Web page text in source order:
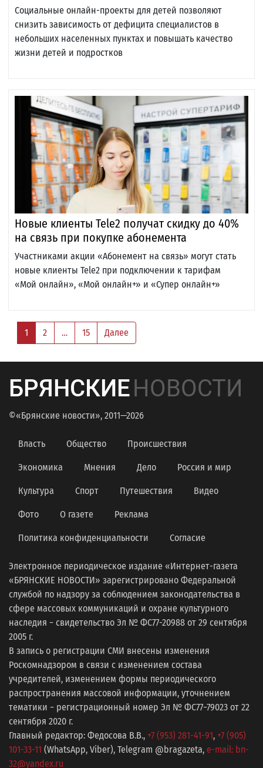
Социальные онлайн-проекты для детей позволяют
снизить зависимость от дефицита специалистов в
небольших населенных пунктах и повышать качество
жизни детей и подростков
Новые клиенты Tele2 получат скидку до 40%
на связь при покупке абонемента
Участниками акции «Абонемент на связь» могут стать
новые клиенты Tele2 при подключении к тарифам
«Мой онлайн», «Мой онлайн+» и «Супер онлайн+»
1 2 … 15 Далее
БРЯНСКИЕНОВОСТИ
©«Брянские новости», 2011—2026
Власть Общество Происшествия
Экономика Мнения Дело Россия и мир
Культура Спорт Путешествия Видео
Фото О газете Реклама
Политика конфиденциальности Согласие
Электронное периодическое издание «Интернет-газета
«БРЯНСКИЕ НОВОСТИ» зарегистрировано Федеральной
службой по надзору за соблюдением законодательства в
сфере массовых коммуникаций и охране культурного
наследия − свидетельство Эл № ФС77-20988 от 29 сентября
2005 г.
В запись о регистрации СМИ внесены изменения
Роскомнадзором в связи с изменением состава
учредителей, изменением формы периодического
распространения массовой информации, уточнением
тематики − регистрационный номер Эл № ФС77−79023 от 22
сентября 2020 г.
Главный редактор: Федосова В.В., +7 (953) 281-41-91, +7 (905)
101-33-11 (WhatsApp, Viber), Telegram @bragazeta, e-mail: bn-
32@yandex.ru